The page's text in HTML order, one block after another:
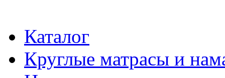
Каталог
Круглые матрасы и